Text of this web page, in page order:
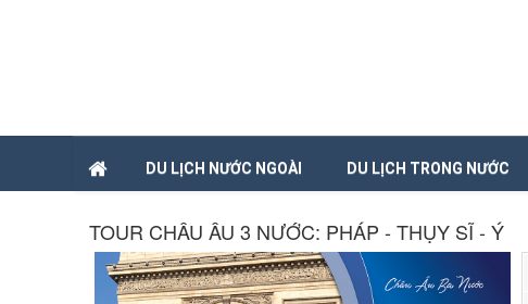
DU LỊCH NƯỚC NGOÀI DU LỊCH TRONG NƯỚC
TOUR CHÂU ÂU 3 NƯỚC: PHÁP - THỤY SĨ - Ý